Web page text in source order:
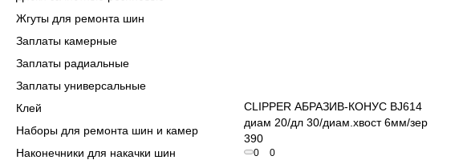
CLIPPER АБРАЗИВ-КОНУС BJ614
диам 20/дл 30/диам.хвост 6мм/зер
390
0 0
Жгуты для ремонта шин
Заплаты камерные
Заплаты радиальные
Заплаты универсальные
Клей
Наборы для ремонта шин и камер
Наконечники для накачки шин